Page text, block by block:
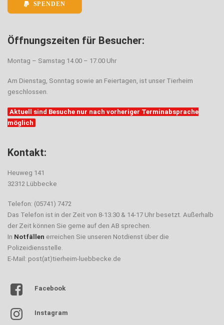
SPENDEN
Öffnungszeiten für Besucher:
Montag – Samstag 14.00 – 17.00 Uhr
Am Dienstag, Sonntag sowie an Feiertagen, ist unser Tierheim
geschlossen.
Aktuell sind Besuche nur nach vorheriger Terminabsprache
möglich
Kontakt:
Heuweg 141
32312 Lübbecke
Telefon: (05741) 7472
Das Telefon ist in der Zeit von 8-13.30 & 14-17 Uhr besetzt. Außerhalb
der Zeit können Sie gerne auf den AB sprechen.
In Notfällen erreichen Sie unseren Notdienst über die
Polizeidiensstelle.
E-Mail: post(at)tierheim-luebbecke.de
Facebook
Instagram